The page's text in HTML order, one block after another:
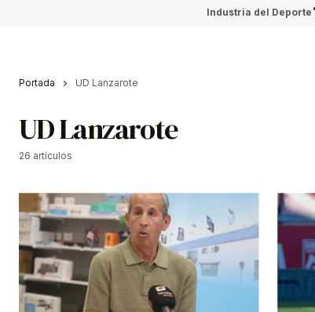
Industria del Deporte
Portada UD Lanzarote
UD Lanzarote
26 artículos